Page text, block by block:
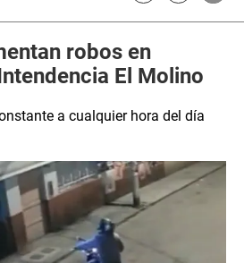
robos en
El Molino
a cualquier hora del día